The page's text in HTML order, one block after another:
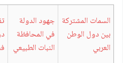
السمات المشتركة
بين دول الوطن
العربي
جهود الدولة
في المحافظة
النبات الطبيعي